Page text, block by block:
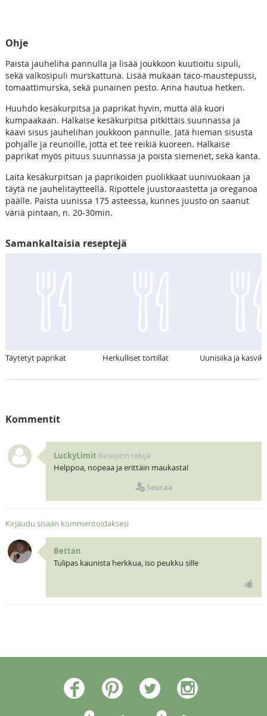
Ohje
Paista jauheliha pannulla ja lisää joukkoon kuutioitu sipuli,
sekä valkosipuli murskattuna. Lisää mukaan taco-maustepussi,
tomaattimurska, sekä punainen pesto. Anna hautua hetken.
Huuhdo kesäkurpitsa ja paprikat hyvin, mutta älä kuori
kumpaakaan. Halkaise kesäkurpitsa pitkittäis suunnassa ja
kaavi sisus jauhelihan joukkoon pannulle. Jätä hieman sisusta
pohjalle ja reunoille, jotta et tee reikiä kuoreen. Halkaise
paprikat myös pituus suunnassa ja poista siemenet, sekä kanta.
Laita kesäkurpitsan ja paprikoiden puolikkaat uunivuokaan ja
täytä ne jauhelitäytteellä. Ripottele juustoraastetta ja oreganoa
päälle. Paista uunissa 175 asteessa, kunnes juusto on saanut
väriä pintaan, n. 20-30min.
Samankaltaisia reseptejä
Täytetyt paprikat Herkulliset tortillat Uunisiika ja
Kommentit
LuckyLimit Reseptin tekijä
Helppoa, nopeaa ja erittäin maukasta!
Seuraa
Kirjaudu sisään kommentoidaksesi
Bettan
Tulipas kaunista herkkua, iso peukku sille